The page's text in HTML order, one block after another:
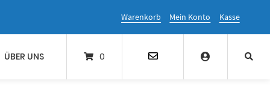
Warenkorb Mein Konto Kasse
ÜBER UNS 0